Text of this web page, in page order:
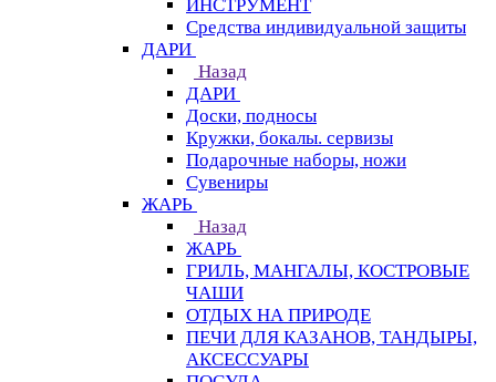
ИНСТРУМЕНТ
Средства индивидуальной защиты
ДАРИ
Назад
ДАРИ
Доски, подносы
Кружки, бокалы. сервизы
Подарочные наборы, ножи
Сувениры
ЖАРЬ
Назад
ЖАРЬ
ГРИЛЬ, МАНГАЛЫ, КОСТРОВЫЕ
ЧАШИ
ОТДЫХ НА ПРИРОДЕ
ПЕЧИ ДЛЯ КАЗАНОВ, ТАНДЫРЫ,
АКСЕССУАРЫ